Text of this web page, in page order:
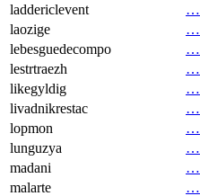
laddericlevent
…
laozige
…
lebesguedecompo
…
lestrtraezh
…
likegyldig
…
livadnikrestac
…
lopmon
…
lunguzya
…
madani
…
malarte
…